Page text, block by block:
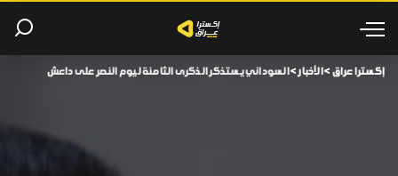
إكسترا عراق >الأخبار>السوداني يستذكر الذكرى الثامنة ليوم النصر على داعش